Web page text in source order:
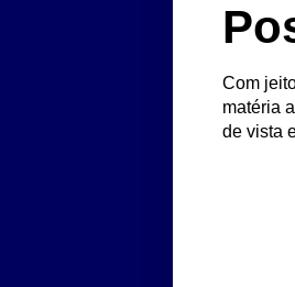
Com
matéria
de vista